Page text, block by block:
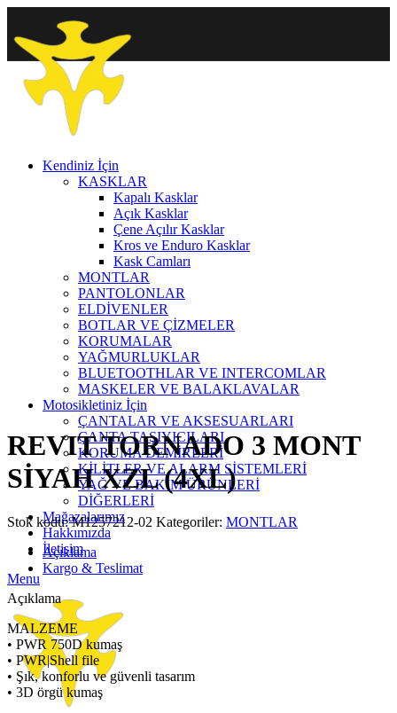
Kendiniz İçin
KASKLAR
Kapalı Kasklar
Açık Kasklar
Çene Açılır Kasklar
Kros ve Enduro Kasklar
Kask Camları
MONTLAR
PANTOLONLAR
ELDİVENLER
BOTLAR VE ÇİZMELER
KORUMALAR
YAĞMURLUKLAR
BLUETOOTHLAR VE INTERCOMLAR
MASKELER VE BALAKLAVALAR
Motosikletiniz İçin
ÇANTALAR VE AKSESUARLARI
ÇANTA TAŞIYICILARI
KORUMA DEMİRLERİ
KİLİTLER VE ALARM SİSTEMLERİ
YAĞ VE BAKIM ÜRÜNLERİ
DİĞERLERİ
Mağazalarımız
Hakkımızda
İletişim
Menu
Click to enlarge
REVIT TORNADO 3 MONT
SİYAH XZL (4XL)
Stok kodu:M1257212-02 Kategoriler: MONTLAR
Açıklama
Kargo & Teslimat
Açıklama
MALZEME
• PWR 750D kumaş
• PWR|Shell file
• Şık, konforlu ve güvenli tasarım
• 3D örgü kumaş